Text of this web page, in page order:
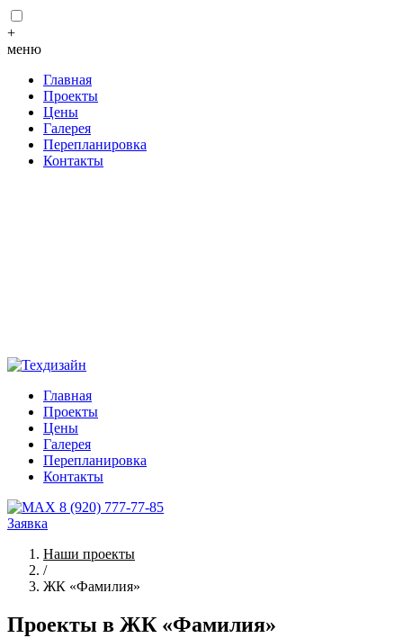
+
меню
Главная
Проекты
Цены
Галерея
Перепланировка
Контакты
Главная
Проекты
Цены
Галерея
Перепланировка
Контакты
8 (920) 777-77-85
Заявка
Наши проекты
/
ЖК «Фамилия»
Проекты в ЖК «Фамилия»